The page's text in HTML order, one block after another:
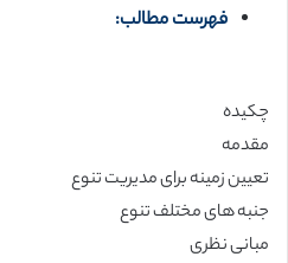
فهرست مطالب:
چکیده
مقدمه
تعیین زمینه برای مدیریت تنوع
جنبه های مختلف تنوع
مبانی نظری